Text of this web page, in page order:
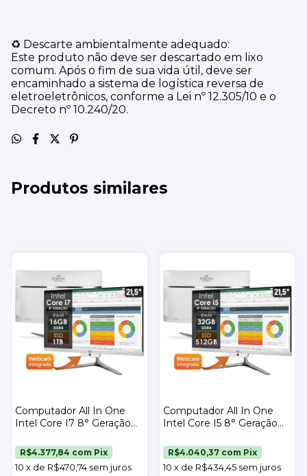
♻️ Descarte ambientalmente adequado:
Este produto não deve ser descartado em lixo
comum. Após o fim de sua vida útil, deve ser
encaminhado a sistema de logística reversa de
eletroeletrônicos, conforme a Lei nº 12.305/10 e o
Decreto nº 10.240/20.
Produtos similares
Computador All In One
Intel Core I7 8° Geração
21,5" Strong Tech
10 x de R$470,74 sem juros
R$4.377,84 com Pix
Computador All In One
Intel Core I5 8° Geração
21,5" Strong Tech
10 x de R$434,45 sem juros
R$4.040,37 com Pix